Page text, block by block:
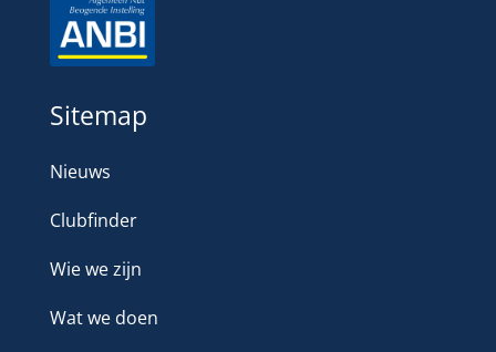
Sitemap
Nieuws
Clubfinder
Wie we zijn
Wat we doen